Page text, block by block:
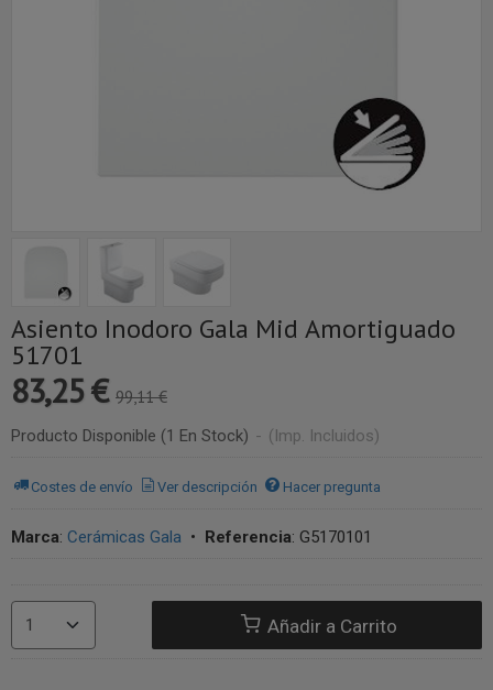
Asiento Inodoro Gala Mid Amortiguado
51701
83,25 € 99,11 €
Producto Disponible (1 En Stock) - (Imp. Incluidos)
Costes de envío Ver descripción Hacer pregunta
Marca: Cerámicas Gala • Referencia: G5170101
Añadir a Carrito